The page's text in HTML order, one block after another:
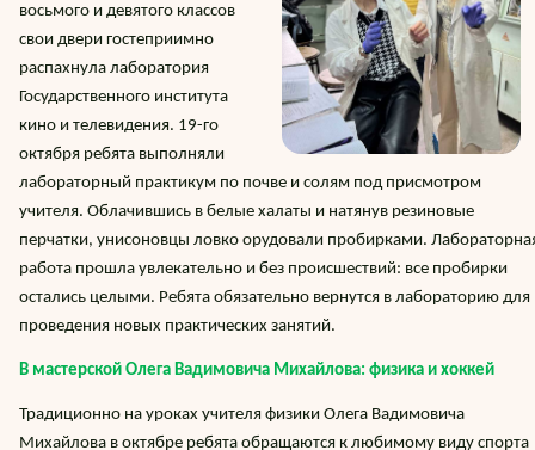
восьмого и девятого классов
свои двери гостеприимно
распахнула лаборатория
Государственного института
кино и телевидения. 19-го
октября ребята выполняли
лабораторный практикум по почве и солям под присмотром
учителя. Облачившись в белые халаты и натянув резиновые
перчатки, унисоновцы ловко орудовали пробирками.
работа прошла увлекательно и без происшествий: все пробирки
остались целыми. Ребята обязательно вернутся в лабораторию для
проведения новых практических занятий.
В мастерской Олега Вадимовича Михайлова: физика и хоккей
Традиционно на уроках учителя физики Олега Вадимовича
Михайлова в октябре ребята обращаются к любимому виду спорта